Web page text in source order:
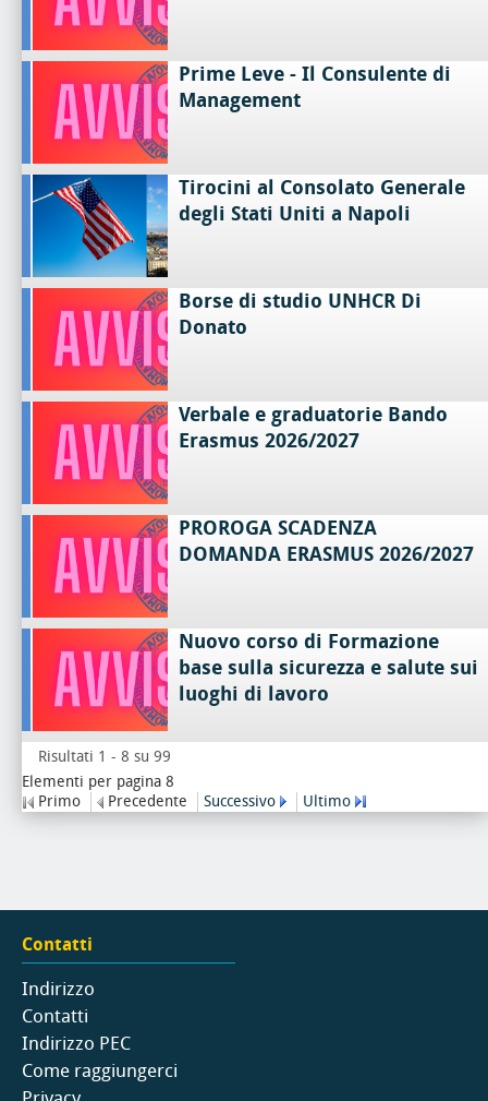
Prime Leve - Il Consulente di
Management
Tirocini al Consolato Generale
degli Stati Uniti a Napoli
Borse di studio UNHCR Di
Donato
Verbale e graduatorie Bando
Erasmus 2026/2027
PROROGA SCADENZA
DOMANDA ERASMUS 2026/2027
Nuovo corso di Formazione
base sulla sicurezza e salute sui
luoghi di lavoro
Risultati 1 - 8 su 99
Elementi per pagina 8
Primo
Precedente Successivo Ultimo
Contatti
Indirizzo
Contatti
Indirizzo PEC
Come raggiungerci